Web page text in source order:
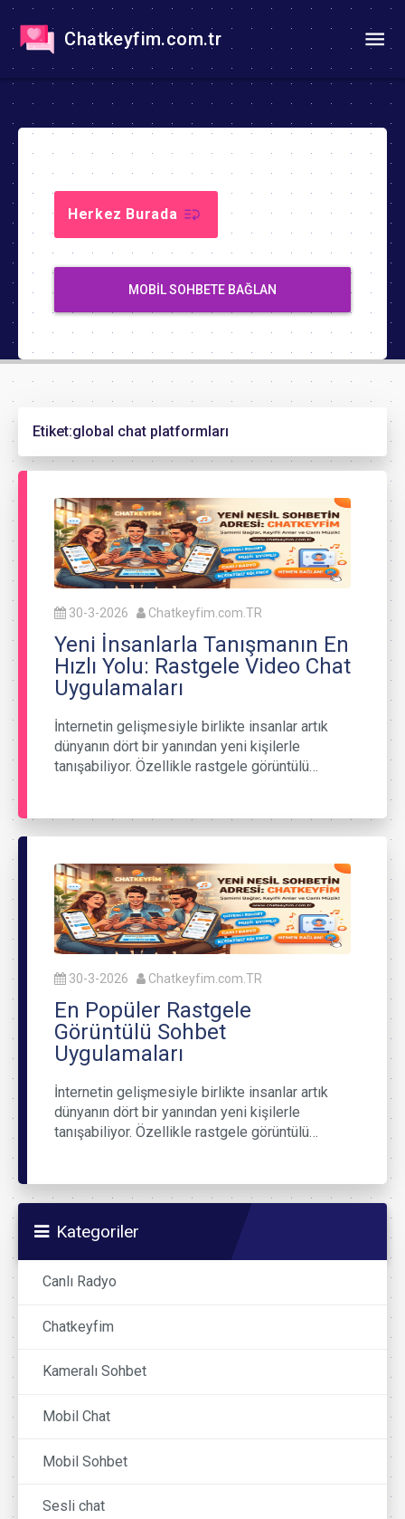
Chatkeyfim.com.tr
Herkez Burada
MOBIL SOHBETE BAĞLAN
Etiket:global chat platformları
30-3-2026 Chatkeyfim.com.TR
Yeni İnsanlarla Tanışmanın En
Hızlı Yolu: Rastgele Video Chat
Uygulamaları
İnternetin gelişmesiyle birlikte insanlar artık
dünyanın dört bir yanından yeni kişilerle
tanışabiliyor. Özellikle rastgele görüntülü…
30-3-2026 Chatkeyfim.com.TR
En Popüler Rastgele
Görüntülü Sohbet
Uygulamaları
İnternetin gelişmesiyle birlikte insanlar artık
dünyanın dört bir yanından yeni kişilerle
tanışabiliyor. Özellikle rastgele görüntülü…
Kategoriler
Canlı Radyo
Chatkeyfim
Kameralı Sohbet
Mobil Chat
Mobil Sohbet
Sesli chat